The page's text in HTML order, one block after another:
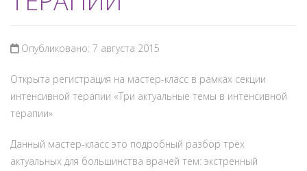
Опубликовано: 7 августа 2015
Открыта регистрация на мастер-класс в рамках секции
интенсивной терапии «Три актуальные темы в интенсивной
терапии»
Данный мастер-класс это подробный разбор трех
актуальных для большинства врачей тем: экстренный